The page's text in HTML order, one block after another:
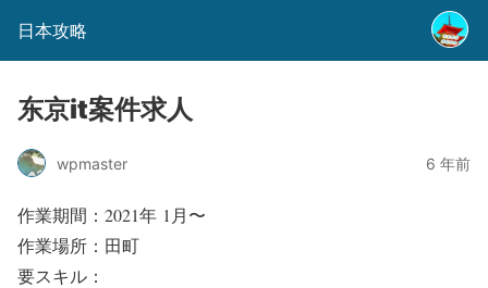
日本攻略
东京it案件求人
wpmaster 6 年前
作業期間：2021年 1月〜
作業場所：田町
要スキル：